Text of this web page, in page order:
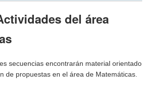
del área
secuencias encontrarán material orientado
de propuestas en el área de Matemáticas.